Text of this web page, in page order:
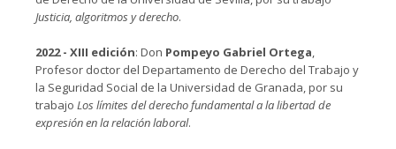
Justicia, algoritmos y derecho.
2022 - XIII edición: Don Pompeyo Gabriel Ortega,
Profesor doctor del Departamento de Derecho del Trabajo y
la Seguridad Social de la Universidad de Granada, por su
trabajo Los límites del derecho fundamental a la libertad de
expresión en la relación laboral.